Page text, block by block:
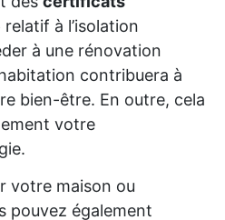
relatif à l’isolation
à une rénovation
contribuera à
bien-être. En outre, cela
votre
votre maison ou
pouvez également